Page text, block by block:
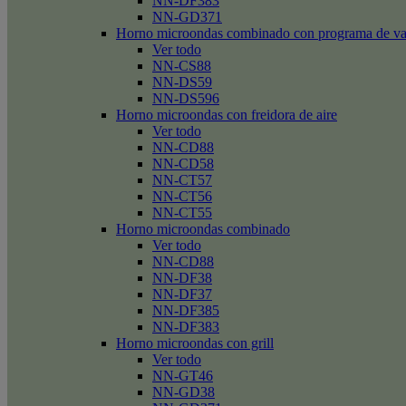
NN-GD371
Horno microondas combinado con programa de
Ver todo
NN-CS88
NN-DS59
NN-DS596
Horno microondas con freidora de aire
Ver todo
NN-CD88
NN-CD58
NN-CT57
NN-CT56
NN-CT55
Horno microondas combinado
Ver todo
NN-CD88
NN-DF38
NN-DF37
NN-DF385
NN-DF383
Horno microondas con grill
Ver todo
NN-GT46
NN-GD38